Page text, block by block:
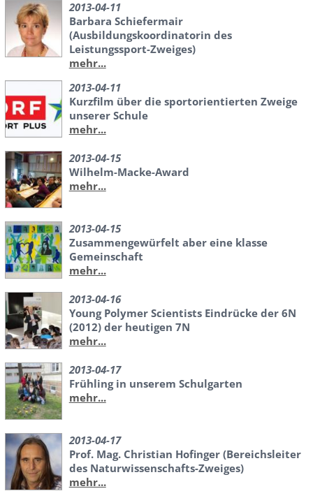
2013-04-11
Barbara Schiefermair
(Ausbildungskoordinatorin des
Leistungssport-Zweiges)
mehr...
2013-04-11
Kurzfilm über die sportorientierten Zweige
unserer Schule
mehr...
2013-04-15
Wilhelm-Macke-Award
mehr...
2013-04-15
Zusammengewürfelt aber eine klasse
Gemeinschaft
mehr...
2013-04-16
Young Polymer Scientists Eindrücke der 6N
(2012) der heutigen 7N
mehr...
2013-04-17
Frühling in unserem Schulgarten
mehr...
2013-04-17
Prof. Mag. Christian Hofinger (Bereichsleiter
des Naturwissenschafts-Zweiges)
mehr...